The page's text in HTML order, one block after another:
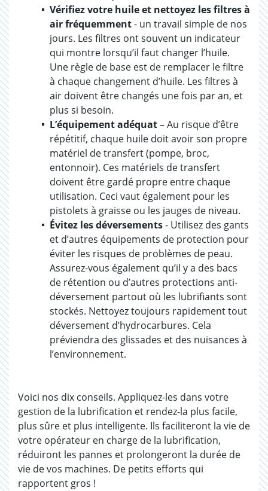
Vérifiez votre huile et nettoyez les filtres à
air fréquemment- un travail simple de nos
jours. Les filtres ont souvent un indicateur
qui montre lorsqu’il faut changer l’huile.
Une règle de base est de remplacer le filtre
à chaque changement d’huile. Les filtres à
air doivent être changés une fois par an, et
plus si besoin.
L’équipement adéquat– Au risque d’être
répétitif, chaque huile doit avoir son propre
matériel de transfert (pompe, broc,
entonnoir). Ces matériels de transfert
doivent être gardé propre entre chaque
utilisation. Ceci vaut également pour les
pistolets à graisse ou les jauges de niveau.
Évitez les déversements- Utilisez des gants
et d’autres équipements de protection pour
éviter les risques de problèmes de peau.
Assurez-vous également qu’il y a des bacs
de rétention ou d’autres protections anti-
déversement partout où les lubrifiants sont
stockés. Nettoyez toujours rapidement tout
déversement d’hydrocarbures. Cela
préviendra des glissades et des nuisances à
l’environnement.
Voici nos dix conseils. Appliquez-les dans votre
gestion de la lubrification et rendez-la plus facile,
plus sûre et plus intelligente. Ils faciliteront la vie de
votre opérateur en charge de la lubrification,
réduiront les pannes et prolongeront la durée de
vie de vos machines. De petits efforts qui
rapportent gros !